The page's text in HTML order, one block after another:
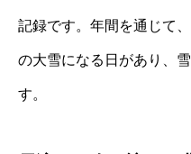
記録です。年間を通じて
の大雪になる日があり、
す。